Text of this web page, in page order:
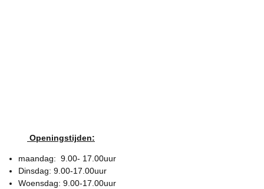
Openingstijden:
maandag: 9.00- 17.00uur
Dinsdag: 9.00-17.00uur
Woensdag: 9.00-17.00uur